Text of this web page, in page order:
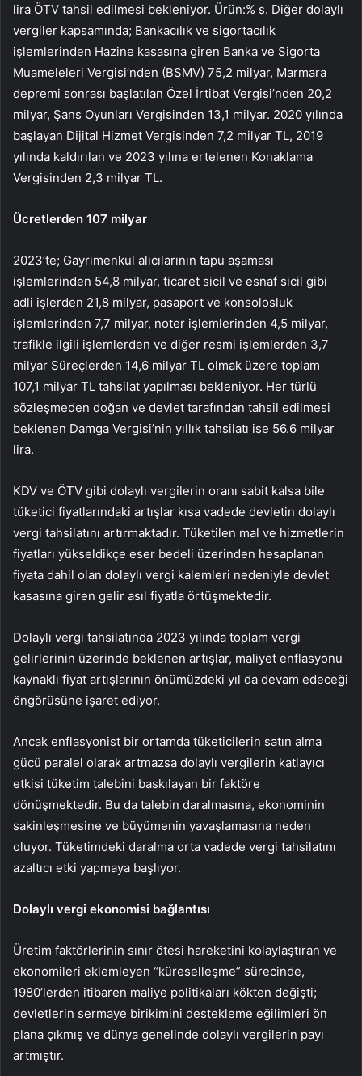
lira ÖTV tahsil edilmesi bekleniyor. Ürün:% s. Diğer dolaylı
vergiler kapsamında; Bankacılık ve sigortacılık
işlemlerinden Hazine kasasına giren Banka ve Sigorta
Muameleleri Vergisi’nden (BSMV) 75,2 milyar, Marmara
depremi sonrası başlatılan Özel İrtibat Vergisi’nden 20,2
milyar, Şans Oyunları Vergisinden 13,1 milyar. 2020 yılında
başlayan Dijital Hizmet Vergisinden 7,2 milyar TL, 2019
yılında kaldırılan ve 2023 yılına ertelenen Konaklama
Vergisinden 2,3 milyar TL.
Ücretlerden 107 milyar
2023’te; Gayrimenkul alıcılarının tapu aşaması
işlemlerinden 54,8 milyar, ticaret sicil ve esnaf sicil gibi
adli işlerden 21,8 milyar, pasaport ve konsolosluk
işlemlerinden 7,7 milyar, noter işlemlerinden 4,5 milyar,
trafikle ilgili işlemlerden ve diğer resmi işlemlerden 3,7
milyar Süreçlerden 14,6 milyar TL olmak üzere toplam
107,1 milyar TL tahsilat yapılması bekleniyor. Her türlü
sözleşmeden doğan ve devlet tarafından tahsil edilmesi
beklenen Damga Vergisi’nin yıllık tahsilatı ise 56.6 milyar
lira.
KDV ve ÖTV gibi dolaylı vergilerin oranı sabit kalsa bile
tüketici fiyatlarındaki artışlar kısa vadede devletin dolaylı
vergi tahsilatını artırmaktadır. Tüketilen mal ve hizmetlerin
fiyatları yükseldikçe eser bedeli üzerinden hesaplanan
fiyata dahil olan dolaylı vergi kalemleri nedeniyle devlet
kasasına giren gelir asıl fiyatla örtüşmektedir.
Dolaylı vergi tahsilatında 2023 yılında toplam vergi
gelirlerinin üzerinde beklenen artışlar, maliyet enflasyonu
kaynaklı fiyat artışlarının önümüzdeki yıl da devam edeceği
öngörüsüne işaret ediyor.
Ancak enflasyonist bir ortamda tüketicilerin satın alma
gücü paralel olarak artmazsa dolaylı vergilerin katlayıcı
etkisi tüketim talebini baskılayan bir faktöre
dönüşmektedir. Bu da talebin daralmasına, ekonominin
sakinleşmesine ve büyümenin yavaşlamasına neden
oluyor. Tüketimdeki daralma orta vadede vergi tahsilatını
azaltıcı etki yapmaya başlıyor.
Dolaylı vergi ekonomisi bağlantısı
Üretim faktörlerinin sınır ötesi hareketini kolaylaştıran ve
ekonomileri eklemleyen “küreselleşme” sürecinde,
1980’lerden itibaren maliye politikaları kökten değişti;
devletlerin sermaye birikimini destekleme eğilimleri ön
plana çıkmış ve dünya genelinde dolaylı vergilerin payı
artmıştır.